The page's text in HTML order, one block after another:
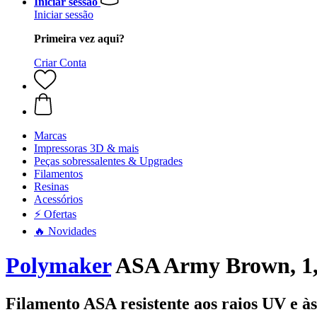
Iniciar sessão
Primeira vez aqui?
Criar Conta
Marcas
Impressoras 3D & mais
Peças sobressalentes & Upgrades
Filamentos
Resinas
Acessórios
⚡ Ofertas
🔥 Novidades
PolymakerASA Army Brown,
Filamento ASA resistente aos raios UV e